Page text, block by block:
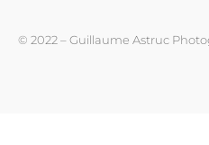
© 2022 – Guillaume Astruc